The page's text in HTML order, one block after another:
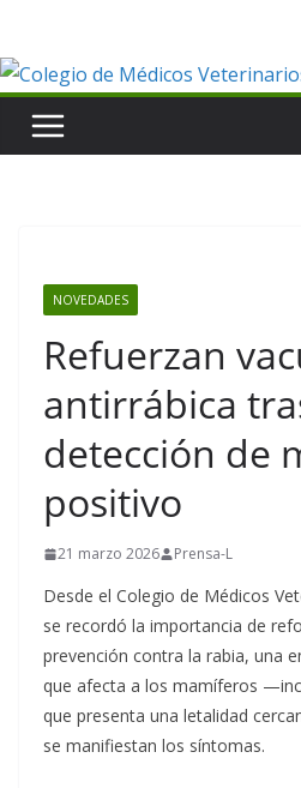
contenido
NOVEDADES
Refuerzan
antirrábica
detección de
positivo
21 marzo 2026 Prensa-L
Desde el Colegio de Médicos
se recordó la importancia de
prevención contra la rabia, una
que afecta a los mamíferos
que presenta una letalidad
se manifiestan los síntomas.